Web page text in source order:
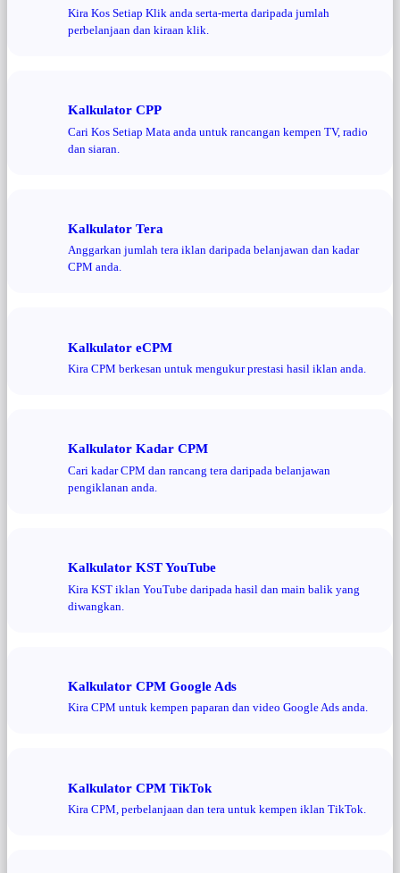
Kira Kos Setiap Klik anda serta-merta daripada jumlah
perbelanjaan dan kiraan klik.
Kalkulator CPP
Cari Kos Setiap Mata anda untuk rancangan kempen TV, radio
dan siaran.
Kalkulator Tera
Anggarkan jumlah tera iklan daripada belanjawan dan kadar
CPM anda.
Kalkulator eCPM
Kira CPM berkesan untuk mengukur prestasi hasil iklan anda.
Kalkulator Kadar CPM
Cari kadar CPM dan rancang tera daripada belanjawan
pengiklanan anda.
Kalkulator KST YouTube
Kira KST iklan YouTube daripada hasil dan main balik yang
diwangkan.
Kalkulator CPM Google Ads
Kira CPM untuk kempen paparan dan video Google Ads anda.
Kalkulator CPM TikTok
Kira CPM, perbelanjaan dan tera untuk kempen iklan TikTok.